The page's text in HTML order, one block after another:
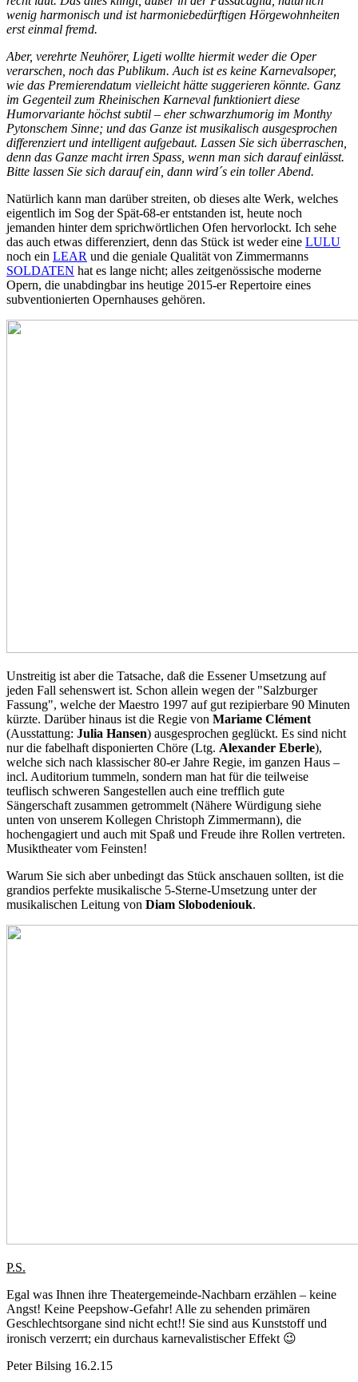
wenig harmonisch und ist harmoniebedürftigen Hörgewohnheiten
erst einmal fremd.
Aber, verehrte Neuhörer, Ligeti wollte hiermit weder die Oper
verarschen, noch das Publikum. Auch ist es keine Karnevalsoper,
wie das Premierendatum vielleicht hätte suggerieren könnte. Ganz
im Gegenteil zum Rheinischen Karneval funktioniert diese
Humorvariante höchst subtil – eher schwarzhumorig im Monthy
Pytonschem Sinne; und das Ganze ist musikalisch ausgesprochen
differenziert und intelligent aufgebaut. Lassen Sie sich überraschen,
denn das Ganze macht irren Spass, wenn man sich darauf einlässt.
Bitte lassen Sie sich darauf ein, dann wird´s ein toller Abend.
Natürlich kann man darüber streiten, ob dieses alte Werk, welches
eigentlich im Sog der Spät-68-er entstanden ist, heute noch
jemanden hinter dem sprichwörtlichen Ofen hervorlockt. Ich sehe
das auch etwas differenziert, denn das Stück ist weder eine LULU
noch ein LEAR und die geniale Qualität von Zimmermanns
SOLDATEN hat es lange nicht; alles zeitgenössische moderne
Opern, die unabdingbar ins heutige 2015-er Repertoire eines
subventionierten Opernhauses gehören.
Unstreitig ist aber die Tatsache, daß die Essener Umsetzung auf
jeden Fall sehenswert ist. Schon allein wegen der "Salzburger
Fassung", welche der Maestro 1997 auf gut rezipierbare 90 Minuten
kürzte. Darüber hinaus ist die Regie von Mariame Clément
(Ausstattung: Julia Hansen) ausgesprochen geglückt. Es sind nicht
nur die fabelhaft disponierten Chöre (Ltg. Alexander Eberle),
welche sich nach klassischer 80-er Jahre Regie, im ganzen Haus –
incl. Auditorium tummeln, sondern man hat für die teilweise
teuflisch schweren Sangestellen auch eine trefflich gute
Sängerschaft zusammen getrommelt (Nähere Würdigung siehe
unten von unserem Kollegen Christoph Zimmermann), die
hochengagiert und auch mit Spaß und Freude ihre Rollen vertreten.
Musiktheater vom Feinsten!
Warum Sie sich aber unbedingt das Stück anschauen sollten, ist die
grandios perfekte musikalische 5-Sterne-Umsetzung unter der
musikalischen Leitung von Diam Slobodeniouk.
P.S.
Egal was Ihnen ihre Theatergemeinde-Nachbarn erzählen – keine
Angst! Keine Peepshow-Gefahr! Alle zu sehenden primären
Geschlechtsorgane sind nicht echt!! Sie sind aus Kunststoff und
ironisch verzerrt; ein durchaus karnevalistischer Effekt 😉
Peter Bilsing 16.2.15